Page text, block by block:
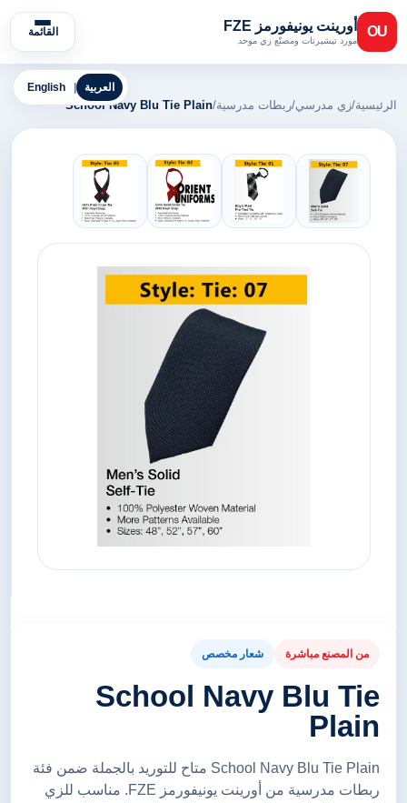
OU أورينت يونيفورمز FZE
مورد تيشيرتات ومصنّع زي موحد
القائمة
English العربية
الرئيسية/زي مدرسي/ربطات مدرسية/
School Navy Blu Tie Plain
من المصنع مباشرة شعار مخصص
School Navy Blu Tie
Plain
School Navy Blu Tie Plain متاح للتوريد بالجملة ضمن فئة
ربطات مدرسية من أورينت يونيفورمز FZE. مناسب للزي